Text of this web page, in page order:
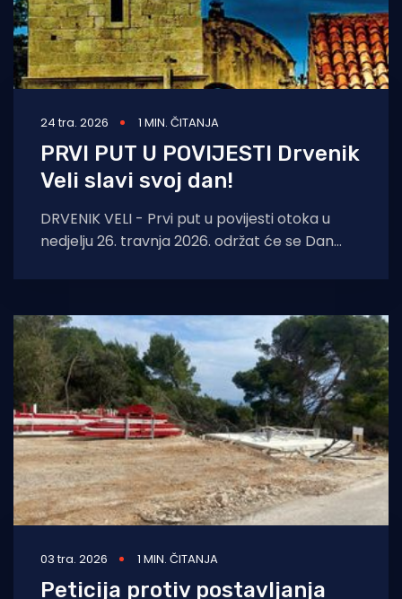
24 tra. 2026 1 MIN. ČITANJA
PRVI PUT U POVIJESTI Drvenik
Veli slavi svoj dan!
DRVENIK VELI - Prvi put u povijesti otoka u
nedjelju 26. travnja 2026. održat će se Dan
03 tra. 2026 1 MIN. ČITANJA
Peticija protiv postavljanja